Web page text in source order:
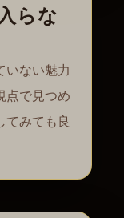
らな
いない魅力
点で見つめ
てみても良